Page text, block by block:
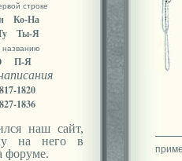
строке
Ко-На
Ты-Я
названию
П-Я
1820
1836
наш сайт,
на него в
форуме.